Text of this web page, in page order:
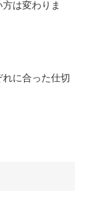
は変わりま
に合った仕切